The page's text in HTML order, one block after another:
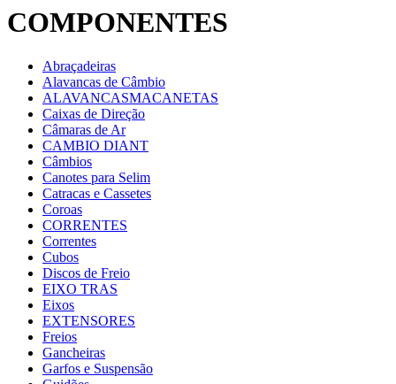
COMPONENTES
Abraçadeiras
Alavancas de Câmbio
ALAVANCASMACANETAS
Caixas de Direção
Câmaras de Ar
CAMBIO DIANT
Câmbios
Canotes para Selim
Catracas e Cassetes
Coroas
CORRENTES
Correntes
Cubos
Discos de Freio
EIXO TRAS
Eixos
EXTENSORES
Freios
Gancheiras
Garfos e Suspensão